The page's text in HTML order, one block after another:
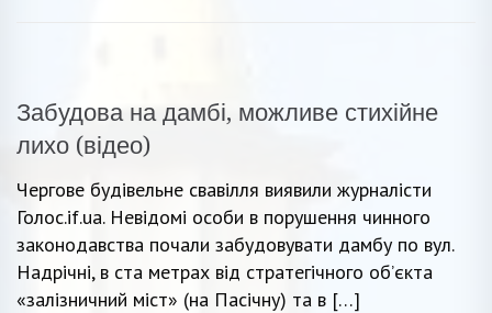
Забудова на дамбі, можливе стихійне
лихо (відео)
Чергове будівельне свавілля виявили журналісти
Голос.if.ua. Невідомі особи в порушення чинного
законодавства почали забудовувати дамбу по вул.
Надрічні, в ста метрах від стратегічного об’єкта
«залізничний міст» (на Пасічну) та в […]